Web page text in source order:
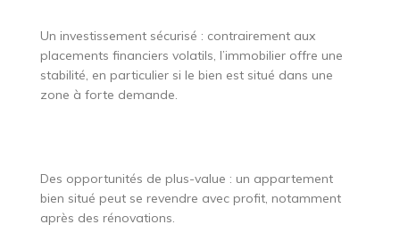
Un investissement sécurisé : contrairement aux
placements financiers volatils, l’immobilier offre une
stabilité, en particulier si le bien est situé dans une
zone à forte demande.
Des opportunités de plus-value : un appartement
bien situé peut se revendre avec profit, notamment
après des rénovations.